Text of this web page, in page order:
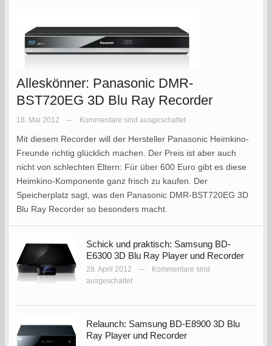
Alleskönner: Panasonic DMR-
BST720EG 3D Blu Ray Recorder
18. Mai 2012 — Kommentare sind ausgeschaltet
Mit diesem Recorder will der Hersteller Panasonic Heimkino-
Freunde richtig glücklich machen. Der Preis ist aber auch
nicht von schlechten Eltern: Für über 600 Euro gibt es diese
Heimkino-Komponente ganz frisch zu kaufen. Der
Speicherplatz sagt, was den Panasonic DMR-BST720EG 3D
Blu Ray Recorder so besonders macht.
Schick und praktisch: Samsung BD-
E6300 3D Blu Ray Player und Recorder
28. April 2012 —
Kommentare sind
ausgeschaltet
Relaunch: Samsung BD-E8900 3D Blu
Ray Player und Recorder